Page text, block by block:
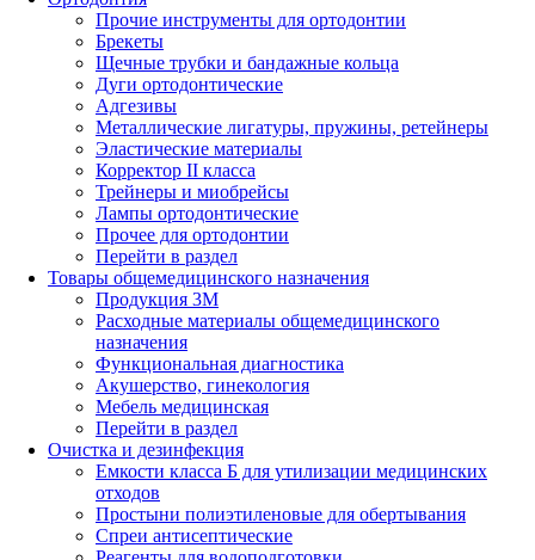
Прочие инструменты для ортодонтии
Брекеты
Щечные трубки и бандажные кольца
Дуги ортодонтические
Адгезивы
Металлические лигатуры, пружины, ретейнеры
Эластические материалы
Корректор II класса
Трейнеры и миобрейсы
Лампы ортодонтические
Прочее для ортодонтии
Перейти в раздел
Товары общемедицинского назначения
Продукция 3М
Расходные материалы общемедицинского
назначения
Функциональная диагностика
Акушерство, гинекология
Мебель медицинская
Перейти в раздел
Очистка и дезинфекция
Емкости класса Б для утилизации медицинских
отходов
Простыни полиэтиленовые для обертывания
Спреи антисептические